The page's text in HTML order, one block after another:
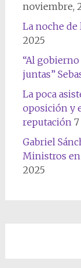
noviembre,
La noche de
2025
“Al
juntas”
La poca
oposición y
reputación
Gabriel
Ministros en
2025